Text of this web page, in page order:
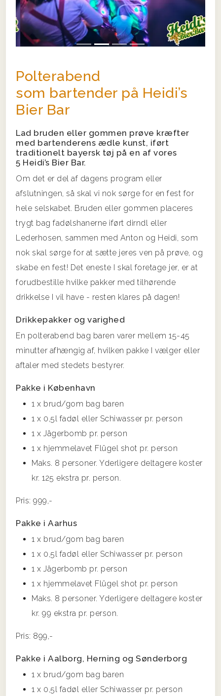
Polterabend
som bartender på Heidi’s
Bier Bar
Lad bruden eller gommen prøve kræfter
med bartenderens ædle kunst, iført
traditionelt bayersk tøj på en af vores
5 Heidi’s Bier Bar.
Om det er del af dagens program eller
afslutningen, så skal vi nok sørge for en fest for
hele selskabet. Bruden eller gommen placeres
trygt bag fadølshanerne iført dirndl eller
Lederhosen, sammen med Anton og Heidi, som
nok skal sørge for at sætte jeres ven på prøve, og
skabe en fest! Det eneste I skal foretage jer, er at
forudbestille hvilke pakker med tilhørende
drikkelse I vil have - resten klares på dagen!
Drikkepakker og varighed
En polterabend bag baren varer mellem 15-45
minutter afhængig af, hvilken pakke I vælger eller
aftaler med stedets bestyrer.
Pakke i København
1 x brud/gom bag baren
1 x 0,5l fadøl eller Schiwasser pr. person
1 x Jägerbomb pr. person
1 x hjemmelavet Flügel shot pr. person
Maks. 8 personer. Yderligere deltagere koster
kr. 125 ekstra pr. person.
Pris: 999,-
Pakke i Aarhus
1 x brud/gom bag baren
1 x 0,5l fadøl eller Schiwasser pr. person
1 x Jägerbomb pr. person
1 x hjemmelavet Flügel shot pr. person
Maks. 8 personer. Yderligere deltagere koster
kr. 99 ekstra pr. person.
Pris: 899,-
Pakke i Aalborg, Herning og Sønderborg
1 x brud/gom bag baren
1 x 0,5l fadøl eller Schiwasser pr. person